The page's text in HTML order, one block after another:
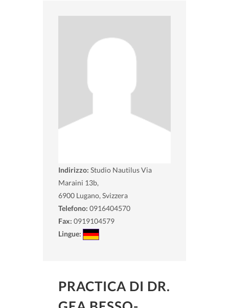
Indirizzo: Studio Nautilus Via
Maraini 13b,
6900 Lugano, Svizzera
Telefono: 0916404570
Fax: 0919104579
Lingue:
PRACTICA DI DR.